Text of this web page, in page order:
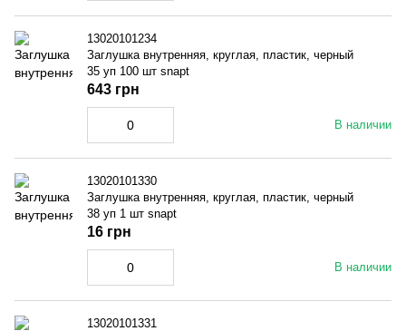
13020101234
Заглушка внутренняя, круглая, пластик, черный
35 уп 100 шт snapt
В наличии
643 грн
13020101330
Заглушка внутренняя, круглая, пластик, черный
38 уп 1 шт snapt
В наличии
16 грн
13020101331